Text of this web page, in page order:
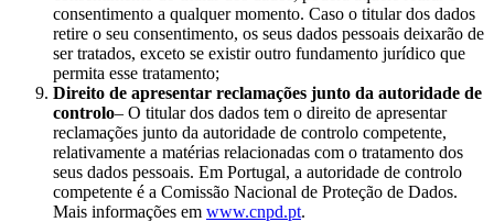
consentimento a qualquer momento. Caso o titular dos dados
retire o seu consentimento, os seus dados pessoais deixarão de
ser tratados, exceto se existir outro fundamento jurídico que
permita esse tratamento;
Direito de apresentar reclamações junto da autoridade de
controlo– O titular dos dados tem o direito de apresentar
reclamações junto da autoridade de controlo competente,
relativamente a matérias relacionadas com o tratamento dos
seus dados pessoais. Em Portugal, a autoridade de controlo
competente é a Comissão Nacional de Proteção de Dados.
Mais informações em www.cnpd.pt.